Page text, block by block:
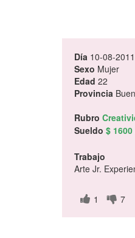
Día 10-08-2011
Sexo Mujer
Edad 22
Provincia
Rubro
Sueldo $ 1600
Trabajo
Arte Jr.
1 7